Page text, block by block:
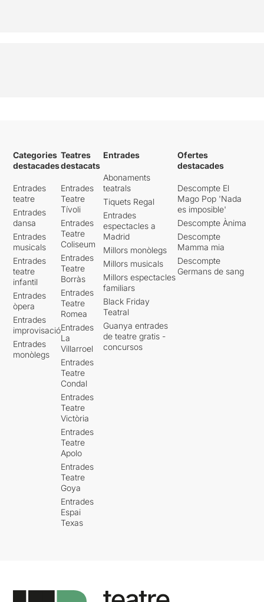
Categories
destacades
Entrades
teatre
Entrades
dansa
Entrades
musicals
Entrades
teatre
infantil
Entrades
òpera
Entrades
improvisació
Entrades
monòlegs
Teatres
destacats
Entrades
Teatre
Tívoli
Entrades
Teatre
Coliseum
Entrades
Teatre
Borràs
Entrades
Teatre
Romea
Entrades
La
Villarroel
Entrades
Teatre
Condal
Entrades
Teatre
Victòria
Entrades
Teatre
Apolo
Entrades
Teatre
Goya
Entrades
Espai
Texas
Entrades
Abonaments
teatrals
Tiquets Regal
Entrades
espectacles a
Madrid
Millors monòlegs
Millors musicals
Millors espectacles
familiars
Black Friday
Teatral
Guanya entrades
de teatre gratis -
concursos
Ofertes
destacades
Descompte El
Mago Pop 'Nada
es imposible'
Descompte Ànima
Descompte
Mamma mia
Descompte
Germans de sang